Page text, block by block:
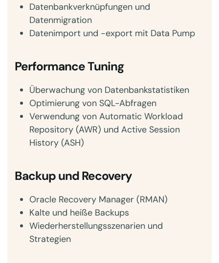
Datenbankverknüpfungen und
Datenmigration
Datenimport und -export mit Data Pump
Performance Tuning
Überwachung von Datenbankstatistiken
Optimierung von SQL-Abfragen
Verwendung von Automatic Workload
Repository (AWR) und Active Session
History (ASH)
Backup und Recovery
Oracle Recovery Manager (RMAN)
Kalte und heiße Backups
Wiederherstellungsszenarien und
Strategien